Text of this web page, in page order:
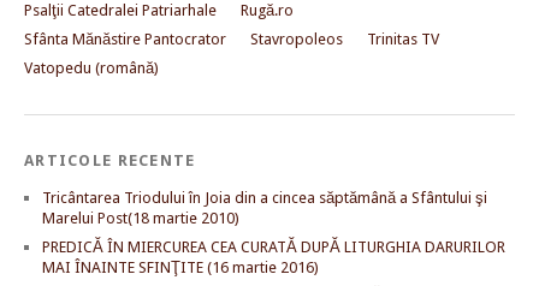
Psalţii Catedralei Patriarhale
Rugă.ro
Sfânta Mănăstire Pantocrator
Stavropoleos
Trinitas TV
Vatopedu (română)
ARTICOLE RECENTE
Tricântarea Triodului în Joia din a cincea săptămână a Sfântului şi
Marelui Post(18 martie 2010)
PREDICĂ ÎN MIERCUREA CEA CURATĂ DUPĂ LITURGHIA DARURILOR
MAI ÎNAINTE SFINŢITE (16 martie 2016)